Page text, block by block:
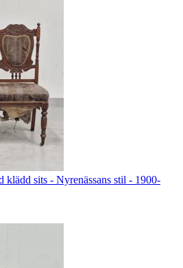
klädd sits - Nyrenässans stil - 1900-